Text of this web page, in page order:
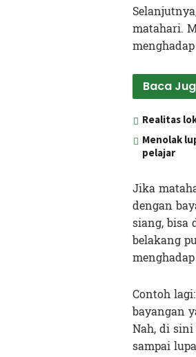
matahari.
Baca
Realitas
Menolak
pelajar
Jika
dengan
siang, bisa
belakang
Contoh
bayangan
Nah, di
sampai